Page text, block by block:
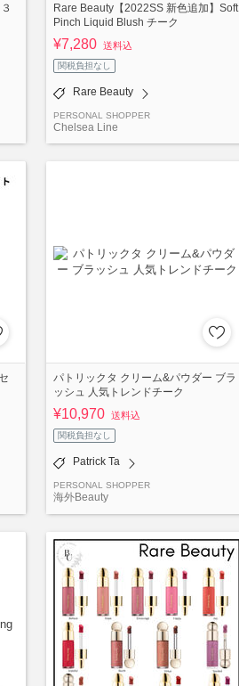
Rare Beauty【2022SS 新色追加】Soft
Pinch Liquid Blush チーク
¥7,280 送料込
関税負担なし
Rare Beauty
PERSONAL SHOPPER
Chelsea Line
パトリックタ クリーム&パウダー ブラ
ッシュ 人気トレンドチーク
¥10,970 送料込
関税負担なし
Patrick Ta
PERSONAL SHOPPER
海外Beauty